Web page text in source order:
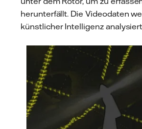
herunterfällt. Die Videodaten
künstlicher Intelligenz